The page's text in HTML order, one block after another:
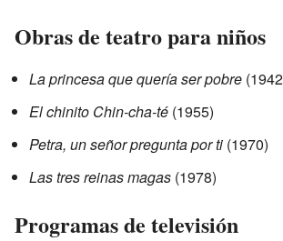
Obras de teatro para niños
La princesa que quería ser pobre
El chinito Chin-cha-té (1955)
Petra, un señor pregunta por ti (1970)
Las tres reinas magas (1978)
Programas de televisión